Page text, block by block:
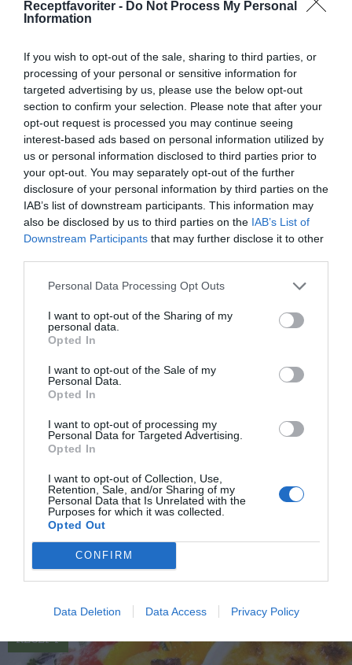
Receptfavoriter - Do Not Process My Personal
Information
If you wish to opt-out of the sale, sharing to third parties, or
processing of your personal or sensitive information for
targeted advertising by us, please use the below opt-out
section to confirm your selection. Please note that after your
opt-out request is processed you may continue seeing
interest-based ads based on personal information utilized by
us or personal information disclosed to third parties prior to
your opt-out. You may separately opt-out of the further
disclosure of your personal information by third parties on the
IAB’s list of downstream participants. This information may
also be disclosed by us to third parties on the IAB’s List of
Downstream Participants that may further disclose it to other
Personal Data Processing Opt Outs
I want to opt-out of the Sharing of my
personal data.
Opted In
I want to opt-out of the Sale of my
Personal Data.
Opted In
I want to opt-out of processing my
Personal Data for Targeted Advertising.
Opted In
I want to opt-out of Collection, Use,
Retention, Sale, and/or Sharing of my
Personal Data that Is Unrelated with the
Purposes for which it was collected.
Opted Out
CONFIRM
Data Deletion Data Access Privacy Policy
Limepannacotta
En god variant på pannacotta smaksatt med lime.
Här serverad med fruktsallad på melon, jordgubbar
och...
Lakritspannacotta
Pannacotta smaksatt med lakritspulver - en
lakritspannacotta - du lagar med äkta grädde,
vaniljstång...
RECEPT
RECEPT